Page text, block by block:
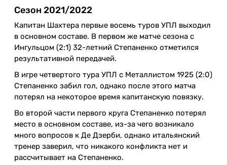
Сезон 2021/2022
Капитан Шахтера первые восемь туров УПЛ выходил
в основном составе. В первом же матче сезона с
Ингульцом (2:1) 32-летний Степаненко отметился
результативной передачей.
В игре четвертого тура УПЛ с Металлистом 1925 (2:0)
Степаненко забил гол, однако после этого матча
потерял на некоторое время капитанскую повязку.
Во второй части первого круга Степаненко потерял
место в основном составе, из-за чего возникало
много вопросов к Де Дзерби, однако итальянский
тренер заверил, что никакого конфликта нет и
рассчитывает на Степаненко.